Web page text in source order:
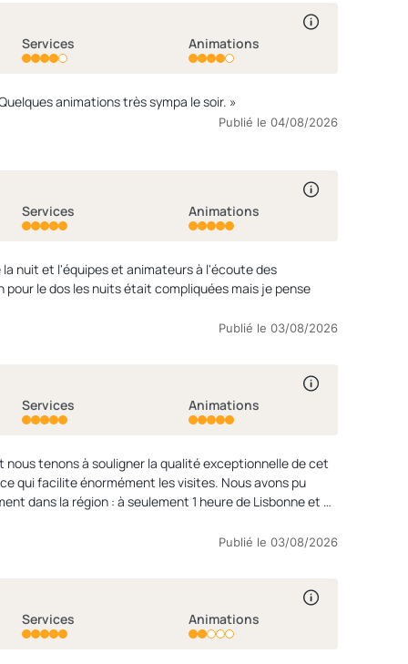
Services Animations
« Camping très sympa, escarpe et venteux, mais on s’y sent bien, c’est paisible et joli. Quelques animations très sympa le soir. »
Publié le 04/08/2026
Services Animations
nuit et l'équipes et animateurs à l'écoute des
le dos les nuits était compliquées mais je pense
Publié le 03/08/2026
Services Animations
nous tenons à souligner la qualité exceptionnelle de cet
qui facilite énormément les visites. Nous avons pu
dans la région : à seulement 1 heure de Lisbonne et 2
sites incontournables comme Fátima et Sintra.
bien achalandée, complète. La boulangerie est top.
à laver de grande capacité sont très fonctionnelles
douche et de l'évier, ce qui entraîne quelques
Publié le 03/08/2026
Services Animations